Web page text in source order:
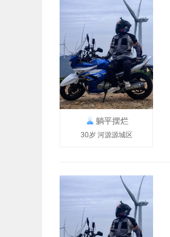
躺平摆烂
30岁 河源源城区